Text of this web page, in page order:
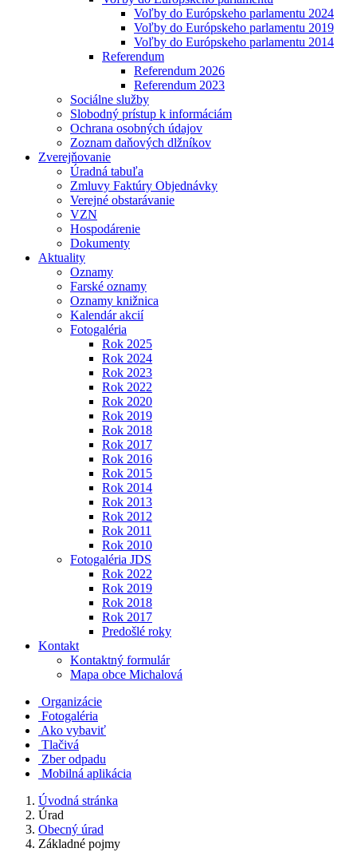
Voľby do Európskeho parlamentu 2024
Voľby do Európskeho parlamentu 2019
Voľby do Európskeho parlamentu 2014
Referendum
Referendum 2026
Referendum 2023
Sociálne služby
Slobodný prístup k informáciám
Ochrana osobných údajov
Zoznam daňových dlžníkov
Zverejňovanie
Úradná tabuľa
Zmluvy Faktúry Objednávky
Verejné obstarávanie
VZN
Hospodárenie
Dokumenty
Aktuality
Oznamy
Farské oznamy
Oznamy knižnica
Kalendár akcií
Fotogaléria
Rok 2025
Rok 2024
Rok 2023
Rok 2022
Rok 2020
Rok 2019
Rok 2018
Rok 2017
Rok 2016
Rok 2015
Rok 2014
Rok 2013
Rok 2012
Rok 2011
Rok 2010
Fotogaléria JDS
Rok 2022
Rok 2019
Rok 2018
Rok 2017
Predošlé roky
Kontakt
Kontaktný formulár
Mapa obce Michalová
Organizácie
Fotogaléria
Ako vybaviť
Tlačivá
Zber odpadu
Mobilná aplikácia
Úvodná stránka
Úrad
Obecný úrad
Základné pojmy